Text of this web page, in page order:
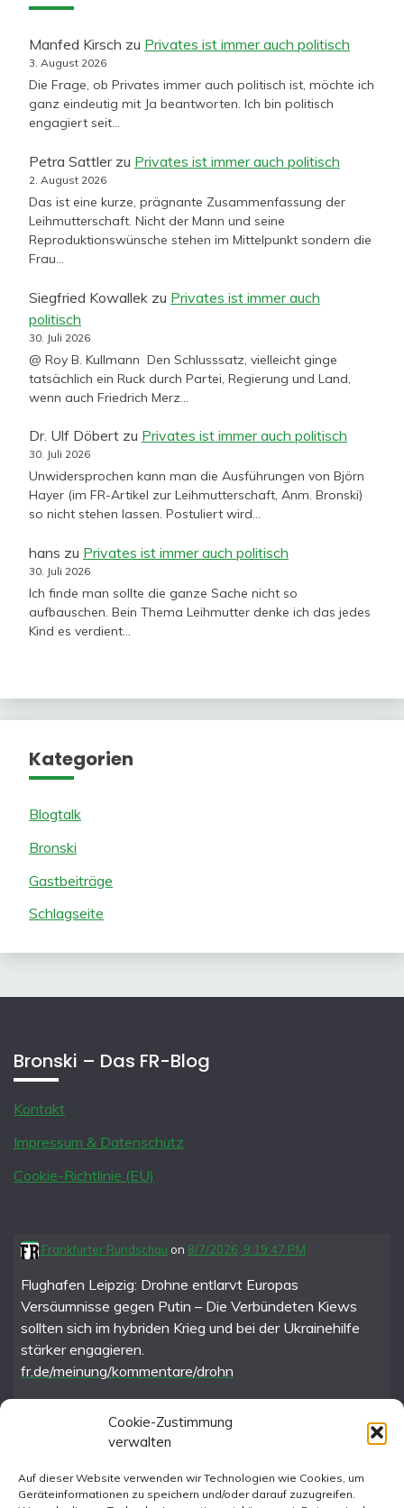
Cookie-Zustimmung
verwalten
Auf dieser Website verwenden wir Technologien wie Cookies, um
Geräteinformationen zu speichern und/oder darauf zuzugreifen.
Manfed Kirsch zu Privates ist immer auch politisch
3. August 2026
Die Frage, ob Privates immer auch politisch ist, möchte ich
ganz eindeutig mit Ja beantworten. Ich bin politisch
engagiert seit…
Petra Sattlerzu Privates ist immer auch politisch
2. August 2026
Das ist eine kurze, prägnante Zusammenfassung der
Leihmutterschaft. Nicht der Mann und seine
Reproduktionswünsche stehen im Mittelpunkt sondern die
Frau…
Siegfried Kowallek zu Privates ist immer auch
politisch
30. Juli 2026
@ Roy B. Kullmann Den Schlusssatz, vielleicht ginge
tatsächlich ein Ruck durch Partei, Regierung und Land,
wenn auch Friedrich Merz…
Dr. Ulf Döbert zu Privates ist immer auch politisch
30. Juli 2026
Unwidersprochen kann man die Ausführungen von Björn
Hayer (im FR-Artikel zur Leihmutterschaft, Anm. Bronski)
so nicht stehen lassen. Postuliert wird…
hans zu Privates ist immer auch politisch
30. Juli 2026
Ich finde man sollte die ganze Sache nicht so
aufbauschen. Bein Thema Leihmutter denke ich das jedes
Kind es verdient…
Kategorien
Blogtalk
Bronski
Gastbeiträge
Schlagseite
Bronski – Das FR-Blog
Kontakt
Impressum & Datenschutz
Cookie-Richtlinie (EU)
Frankfurter Rundschau on 8/7/2026, 9:19:47 PM
Flughafen Leipzig: Drohne entlarvt Europas
Versäumnisse gegen Putin – Die Verbündeten Kiews
sollten sich im hybriden Krieg und bei der Ukrainehilfe
stärker engagieren.
fr.de/meinung/kommentare/drohn